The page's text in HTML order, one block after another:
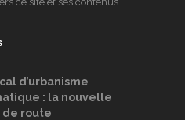
d’urbanisme
: la nouvelle
route